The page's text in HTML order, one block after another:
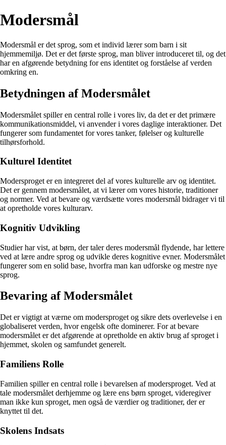
Modersmål
Modersmål er det sprog, som et individ lærer som barn i sit
hjemmemiljø. Det er det første sprog, man bliver introduceret til, og det
har en afgørende betydning for ens identitet og forståelse af verden
omkring en.
Betydningen af Modersmålet
Modersmålet spiller en central rolle i vores liv, da det er det primære
kommunikationsmiddel, vi anvender i vores daglige interaktioner. Det
fungerer som fundamentet for vores tanker, følelser og kulturelle
tilhørsforhold.
Kulturel Identitet
Modersproget er en integreret del af vores kulturelle arv og identitet.
Det er gennem modersmålet, at vi lærer om vores historie, traditioner
og normer. Ved at bevare og værdsætte vores modersmål bidrager vi til
at opretholde vores kulturarv.
Kognitiv Udvikling
Studier har vist, at børn, der taler deres modersmål flydende, har lettere
ved at lære andre sprog og udvikle deres kognitive evner. Modersmålet
fungerer som en solid base, hvorfra man kan udforske og mestre nye
sprog.
Bevaring af Modersmålet
Det er vigtigt at værne om modersproget og sikre dets overlevelse i en
globaliseret verden, hvor engelsk ofte dominerer. For at bevare
modersmålet er det afgørende at opretholde en aktiv brug af sproget i
hjemmet, skolen og samfundet generelt.
Familiens Rolle
Familien spiller en central rolle i bevarelsen af modersproget. Ved at
tale modersmålet derhjemme og lære ens børn sproget, videregiver
man ikke kun sproget, men også de værdier og traditioner, der er
knyttet til det.
Skolens Indsats